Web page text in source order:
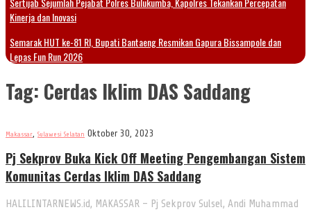
Kinerja dan Inovasi
Semarak HUT ke-81 RI, Bupati Bantaeng Resmikan Gapura Bissampole dan
Lepas Fun Run 2026
Tag: Cerdas Iklim DAS Saddang
Makassar, Sulawesi Selatan Oktober 30, 2023
Pj Sekprov Buka Kick Off Meeting Pengembangan Sistem
Komunitas Cerdas Iklim DAS Saddang
HALILINTARNEWS.id, MAKASSAR – Pj Sekprov Sulsel, Andi Muhammad